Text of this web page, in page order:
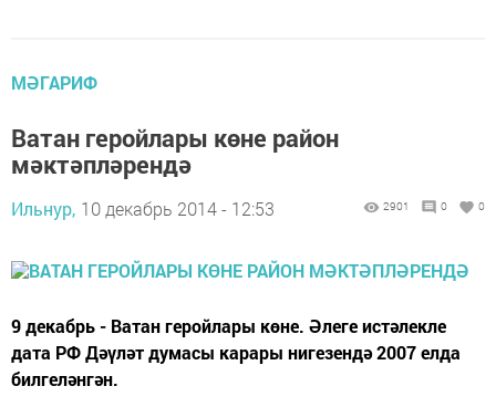
МӘГАРИФ
Ватан геройлары көне район
мәктәпләрендә
Ильнур, 10 декабрь 2014 - 12:53 2901 0 0
9 декабрь - Ватан геройлары көне. Әлеге истәлекле
дата РФ Дәүләт думасы карары нигезендә 2007 елда
билгеләнгән.